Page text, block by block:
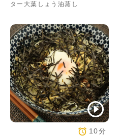
ター大葉しょう油蒸し
10分